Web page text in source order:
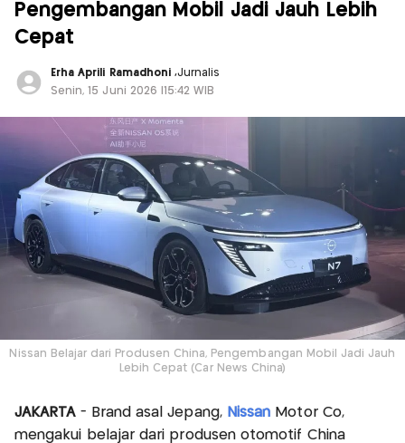
Pengembangan Mobil Jadi Jauh Lebih
Cepat
Erha Aprili Ramadhoni,Jurnalis
Senin, 15 Juni 2026 |15:42 WIB
Nissan Belajar dari Produsen China, Pengembangan Mobil Jadi Jauh
Lebih Cepat (Car News China)
JAKARTA- Brand asal Jepang, Nissan Motor Co,
mengakui belajar dari produsen otomotif China